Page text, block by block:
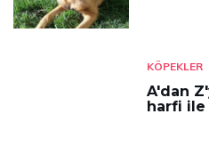
KÖPEKLER
A'dan
harfi ile